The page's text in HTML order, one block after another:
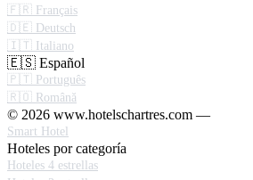
🇫🇷 Français
🇩🇪 Deutsch
🇮🇹 Italiano
🇪🇸 Español
🇵🇹 Português
🇷🇴 Română
© 2026 www.hotelschartres.com —
Smart Hotel
Hoteles por categoría
Hoteles 4 estrellas